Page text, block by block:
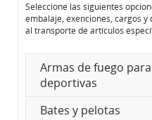
Seleccione las siguientes
embalaje, exenciones, cargos
al transporte de artículos
Armas de fuego
deportivas
Bates y pelotas